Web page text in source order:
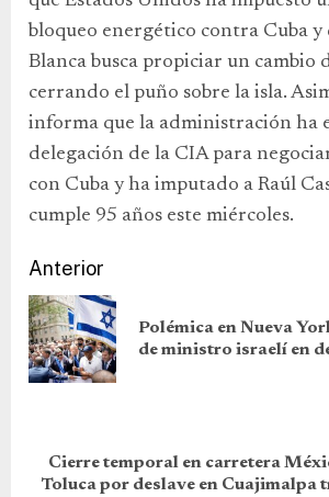
bloqueo energético contra Cuba y
Blanca busca propiciar un cambio
cerrando el puño sobre la isla.
informa que la administración ha
delegación de la CIA para
con Cuba y ha imputado a Raúl
cumple 95 años este miércoles.
Anterior
Polémica en Nueva
de ministro israelí en
Cierre temporal en carretera
Toluca por deslave en Cuajimalpa